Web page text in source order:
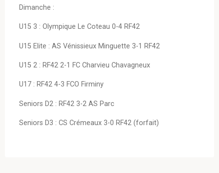
Dimanche :
U15 3 : Olympique Le Coteau 0-4 RF42
U15 Elite : AS Vénissieux Minguette 3-1 RF42
U15 2 : RF42 2-1 FC Charvieu Chavagneux
U17 : RF42 4-3 FCO Firminy
Seniors D2 : RF42 3-2 AS Parc
Seniors D3 : CS Crémeaux 3-0 RF42 (forfait)